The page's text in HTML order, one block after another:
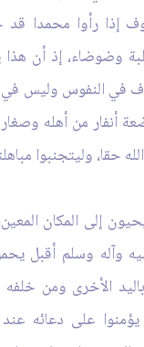
إذا رأوا محمدا
وضوضاء، إذ أن هذا
في النفوس وليس في
أنفار من أهله وصغار
حقا، وليتجنبوا
إلى المكان
وآله وسلم أقبل
الأخرى ومن
على دعائه عند